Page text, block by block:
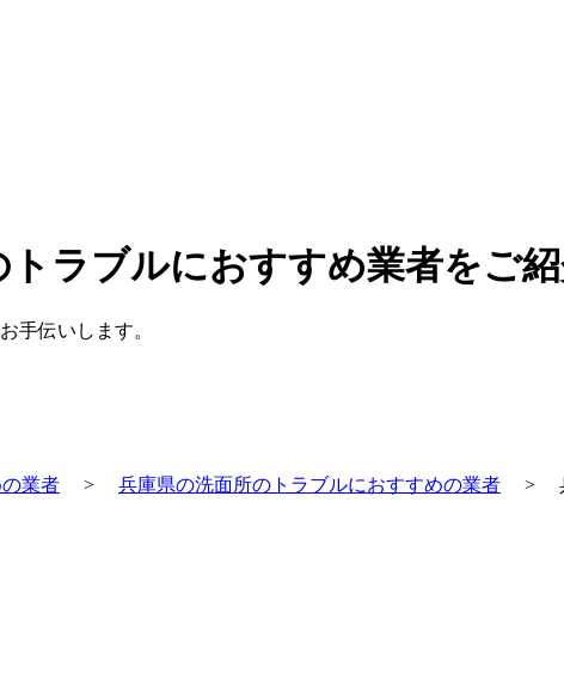
トラブルにおすすめ業者をご
手伝いします。
業者 > 兵庫県の洗面所のトラブルにおすすめの業者 >